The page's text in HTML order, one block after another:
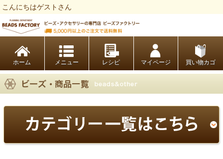
こんにちはゲストさん
ホーム レシピ マイページ 買い物カゴ